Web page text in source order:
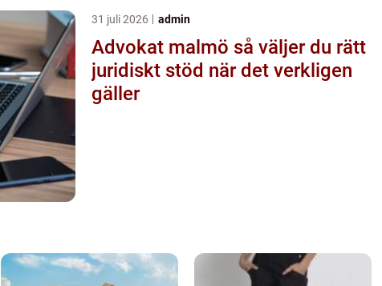
31 juli 2026 admin
Advokat malmö så väljer du rätt
juridiskt stöd när det verkligen
gäller